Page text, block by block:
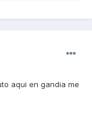
aqui en gandia me